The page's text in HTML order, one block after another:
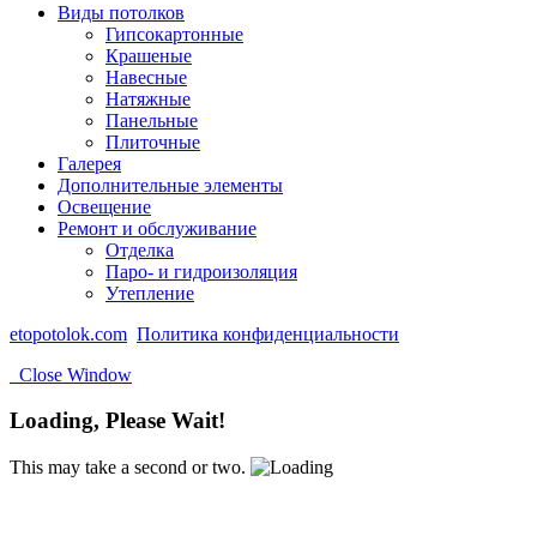
Виды потолков
Гипсокартонные
Крашеные
Навесные
Натяжные
Панельные
Плиточные
Галерея
Дополнительные элементы
Освещение
Ремонт и обслуживание
Отделка
Паро- и гидроизоляция
Утепление
etopotolok.com Политика конфиденциальности
Close Window
Loading, Please Wait!
This may take a second or two.